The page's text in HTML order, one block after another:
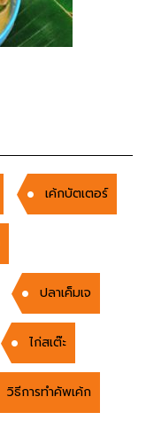
เค้กบัตเตอร์
ปลาเค็มเจ
ไก่สเต๊ะ
วิธีการทำคัพเค้ก